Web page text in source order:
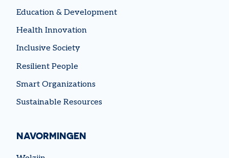
Education & Development
Health Innovation
Inclusive Society
Resilient People
Smart Organizations
Sustainable Resources
NAVORMINGEN